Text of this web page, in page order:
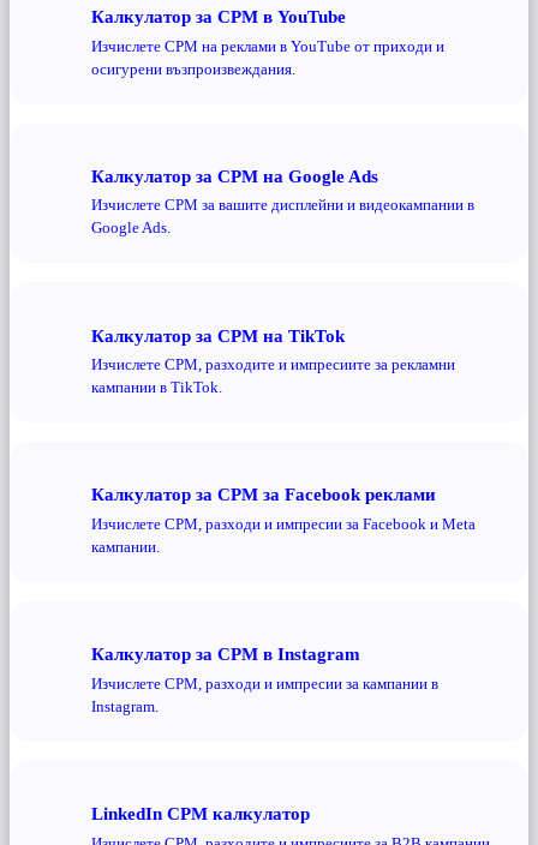
Калкулатор за CPM в YouTube
Изчислете CPM на реклами в YouTube от приходи и
осигурени възпроизвеждания.
Калкулатор за CPM на Google Ads
Изчислете CPM за вашите дисплейни и видеокампании в
Google Ads.
Калкулатор за CPM на TikTok
Изчислете CPM, разходите и импресиите за рекламни
кампании в TikTok.
Калкулатор за CPM за Facebook реклами
Изчислете CPM, разходи и импресии за Facebook и Meta
кампании.
Калкулатор за CPM в Instagram
Изчислете CPM, разходи и импресии за кампании в
Instagram.
LinkedIn CPM калкулатор